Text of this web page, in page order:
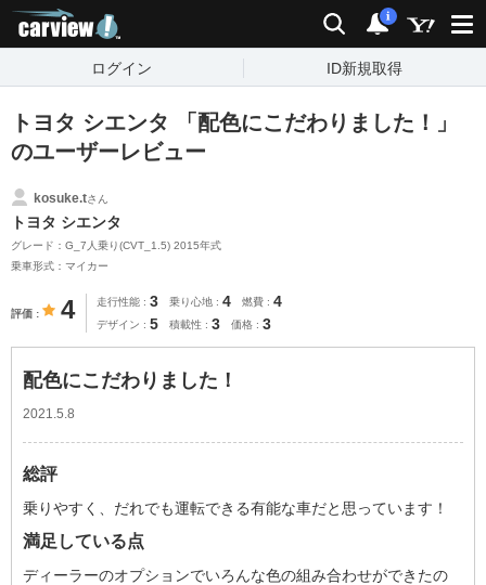
検索 通知
i
ログイン ID新規取得
トヨタ シエンタ 「配色にこだわりました！」
のユーザーレビュー
kosuke.tさん
トヨタ シエンタ
グレード：G_7人乗り(CVT_1.5) 2015年式
乗車形式：マイカー
評価 4 走行性能 3 乗り心地 4 燃費 4
デザイン 5 積載性 3 価格 3
配色にこだわりました！
2021.5.8
総評
乗りやすく、だれでも運転できる有能な車だと思っています！
満足している点
ディーラーのオプションでいろんな色の組み合わせができたの